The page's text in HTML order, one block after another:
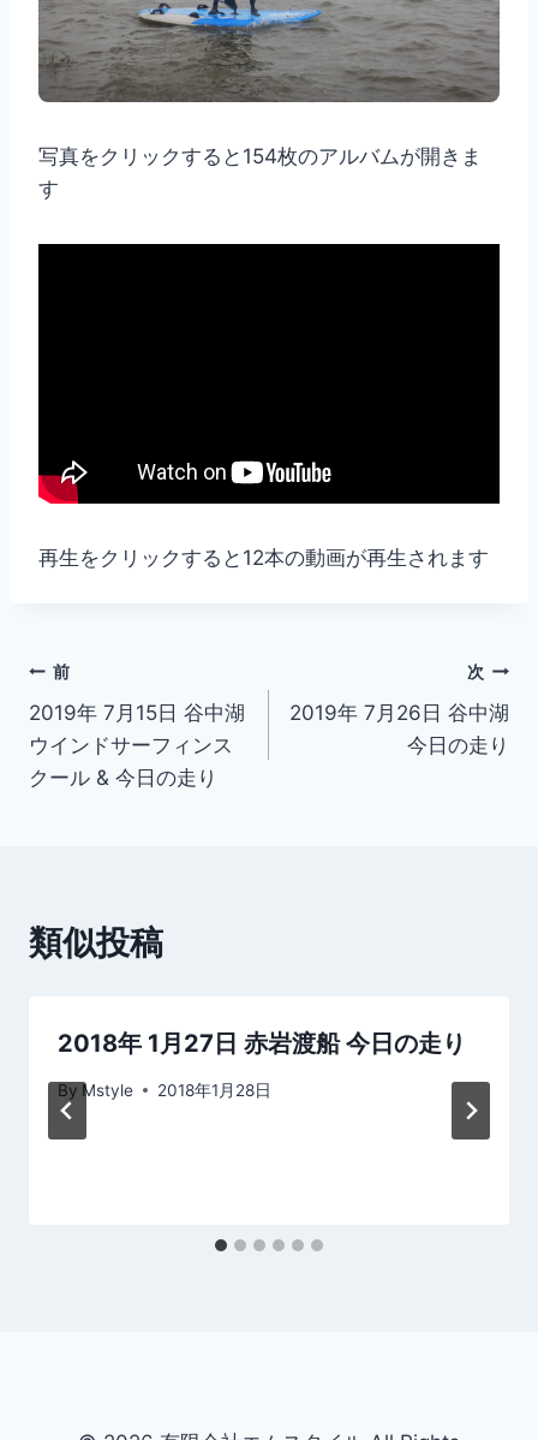
写真をクリックすると154枚のアルバムが開きま
す
再生をクリックすると12本の動画が再生されます
投
稿
ナ
ー
ョ
ン
前
2019年 7月15日 谷中湖
ウインドサーフィンス
クール & 今日の走り
次
2019年 7月26日 谷中湖
今日の走り
類似投稿
2018年 1月27日 赤岩渡船 今日の走り
By Mstyle 2018年1月28日